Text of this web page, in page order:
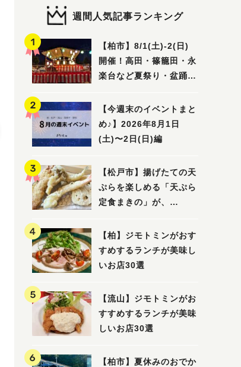
週間人気記事ランキング
【柏市】8/1(土)‐2(日)
開催！高田・篠籠田・永
楽台など夏祭り・盆踊り
【今週末のイベントまと
め♪】2026年8月1日
(土)〜2日(日)編
【松戸市】揚げたての天
ぷらを楽しめる「天ぷら
定食まきの」が、
【柏】ジモトミンがおす
すめするランチが美味し
いお店30選
【流山】ジモトミンがお
すすめするランチが美味
しいお店30選
【柏市】夏休みのおでか